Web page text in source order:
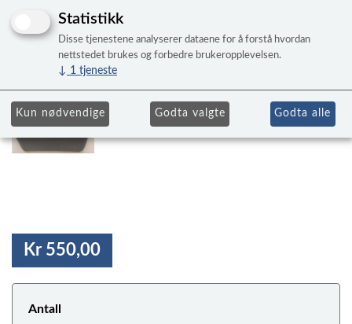
Kr 550,00
Antall
Statistikk
Disse tjenestene analyserer dataene for å forstå hvordan
nettstedet brukes og forbedre brukeropplevelsen.
↓ 1 tjeneste
Kun nødvendige Godta valgte Godta alle